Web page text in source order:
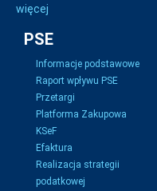
więcej
PSE
Informacje podstawowe
Raport wpływu PSE
Przetargi
Platforma Zakupowa
KSeF
Efaktura
Realizacja strategii
podatkowej